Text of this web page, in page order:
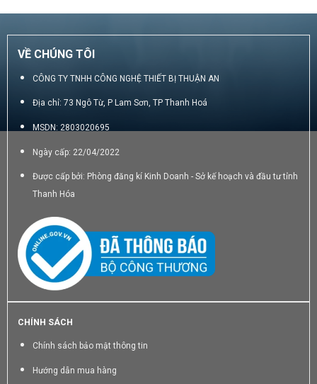
1.290.000₫.
VỀ CHÚNG TÔI
CÔNG TY TNHH CÔNG NGHỆ THIẾT BỊ THUẬN AN
Địa chỉ: 73 Ngô Từ, P Lam Sơn, TP Thanh Hoá
MSDN: 2803020695
Ngày cấp: 22/04/2022
Được cấp bởi: Phòng đăng kí Kinh Doanh - Sở kế hoạch và đầu tư tỉnh
Thanh Hóa
CHÍNH SÁCH
Chính sách bảo mật thông tin
Hướng dẫn mua hàng